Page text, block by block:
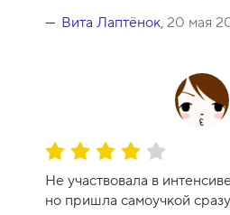
Вита Лаптёнок, 20 мая
О
е
н
Не участвовала в
но пришла самоучкой